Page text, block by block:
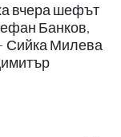
вчера шефът
Банков,
Сийка Милева